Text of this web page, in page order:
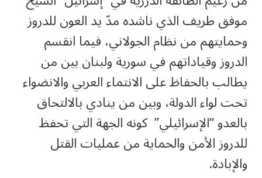
موفق طريف الذي ناشده مدّ يد العون للدروز
وحمايتهم من نظام الجولاني، فيما انقسم
الدروز وقياداتهم في سورية ولبنان بين من
يطالب بالحفاظ على الانتماء العربي والانضواء
تحت لواء الدولة، وبين من ينادي بالالتحاق
بالعدو “الإسرائيلي” كونه الجهة التي تحفظ
للدروز الأمن والحماية من عمليات القتل
والإبادة.